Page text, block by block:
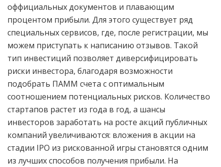
оффициальных документов и плавающим
процентом прибыли. Для этого существует ряд
специальных сервисов, где, после регистрации, мы
можем приступать к написанию отзывов. Такой
тип инвестиций позволяет диверсифицировать
риски инвестора, благодаря возможности
подобрать ПАММ счета с оптимальным
соотношением потенциальных рисков. Количество
стартапов растет из года в год, а шансы
инвесторов заработать на росте акций публичных
компаний увеличиваются: вложения в акции на
стадии IPO из рискованной игры становятся одним
из лучших способов получения прибыли. На